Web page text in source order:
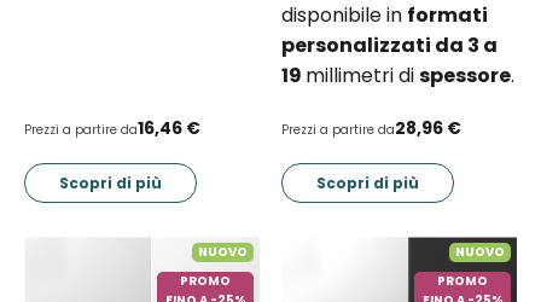
Prezzi a partire da16,46 €
Scopri di più
disponibile in formati
personalizzati da 3 a
19 millimetri dispessore.
Prezzi a partire da28,96 €
Scopri di più
NUOVO
PROMO
NUOVO
PROMO